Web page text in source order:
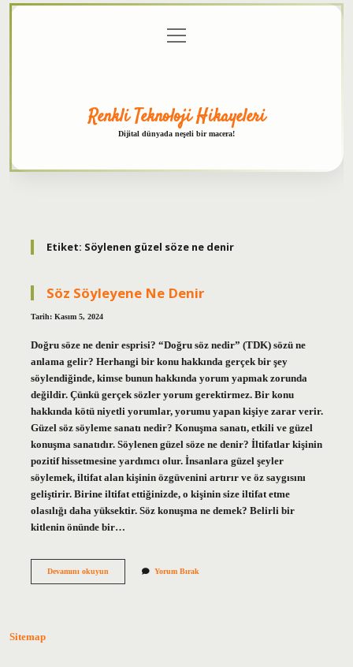
menüyü
aç
Renkli Teknoloji Hikayeleri
Dijital dünyada neşeli bir macera!
Etiket: Söylenen güzel söze ne denir
Söz Söyleyene Ne Denir
Tarih: Kasım 5, 2024
Doğru söze ne denir esprisi? “Doğru söz nedir” (TDK) sözü ne
anlama gelir? Herhangi bir konu hakkında gerçek bir şey
söylendiğinde, kimse bunun hakkında yorum yapmak zorunda
değildir. Çünkü gerçek sözler yorum gerektirmez. Bir konu
hakkında kötü niyetli yorumlar, yorumu yapan kişiye zarar verir.
Güzel söz söyleme sanatı nedir? Konuşma sanatı, etkili ve güzel
konuşma sanatıdır. Söylenen güzel söze ne denir? İltifatlar kişinin
pozitif hissetmesine yardımcı olur. İnsanlara güzel şeyler
söylemek, iltifat alan kişinin özgüvenini artırır ve öz saygısını
geliştirir. Birine iltifat ettiğinizde, o kişinin size iltifat etme
olasılığı daha yüksektir. Söz konuşma ne demek? Belirli bir
kitlenin önünde bir…
Devamını okuyunSöz
Yorum Bırak
Sitemap